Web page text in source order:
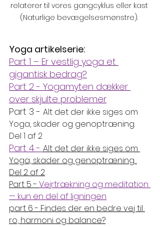
relaterer til vores gangcyklus eller kast
(Naturlige bevægelsesmønstre).
Yoga artikelserie:
Part 1 – Er vestlig yoga et
gigantisk bedrag?
Part 2 - Yogamyten dækker
over skjulte problemer
Part 3 - Alt det der ikke siges om
Yoga, skader og genoptræning.
Del 1 af 2
Part 4 - Alt det der ikke siges om
Yoga, skader og genoptræning.
Del 2 af 2
Part 5 - Vejrtrækning og meditation
— kun en del af ligningen
part 6 - Findes der en bedre vej til
ro, harmoni og balance?